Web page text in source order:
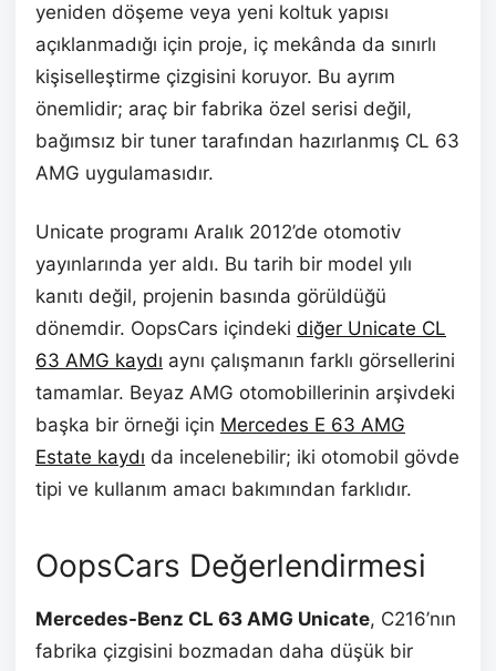
yeniden döşeme veya yeni koltuk yapısı
açıklanmadığı için proje, iç mekânda da sınırlı
kişiselleştirme çizgisini koruyor. Bu ayrım
önemlidir; araç bir fabrika özel serisi değil,
bağımsız bir tuner tarafından hazırlanmış CL 63
AMG uygulamasıdır.
Unicate programı Aralık 2012’de otomotiv
yayınlarında yer aldı. Bu tarih bir model yılı
kanıtı değil, projenin basında görüldüğü
dönemdir. OopsCars içindeki diğer Unicate CL
63 AMG kaydı aynı çalışmanın farklı görsellerini
tamamlar. Beyaz AMG otomobillerinin arşivdeki
başka bir örneği için Mercedes E 63 AMG
Estate kaydı da incelenebilir; iki otomobil gövde
tipi ve kullanım amacı bakımından farklıdır.
OopsCars Değerlendirmesi
Mercedes-Benz CL 63 AMG Unicate, C216’nın
fabrika çizgisini bozmadan daha düşük bir